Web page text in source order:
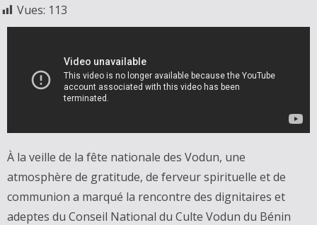
Vues: 113
À la veille de la fête nationale des Vodun, une
atmosphère de gratitude, de ferveur spirituelle et de
communion a marqué la rencontre des dignitaires et
adeptes du Conseil National du Culte Vodun du Bénin